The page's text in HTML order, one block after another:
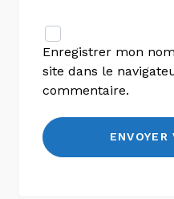
Enregistrer mon
site dans le
commentaire.